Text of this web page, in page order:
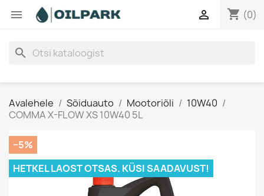
 shopping_cart (0)

search
Avalehele Sõiduauto Mootoriõli
10W40
COMMA X-FLOW XS 10W40 5L
−5%
HETKEL LAOST OTSAS. KÜSI SAADAVUST!